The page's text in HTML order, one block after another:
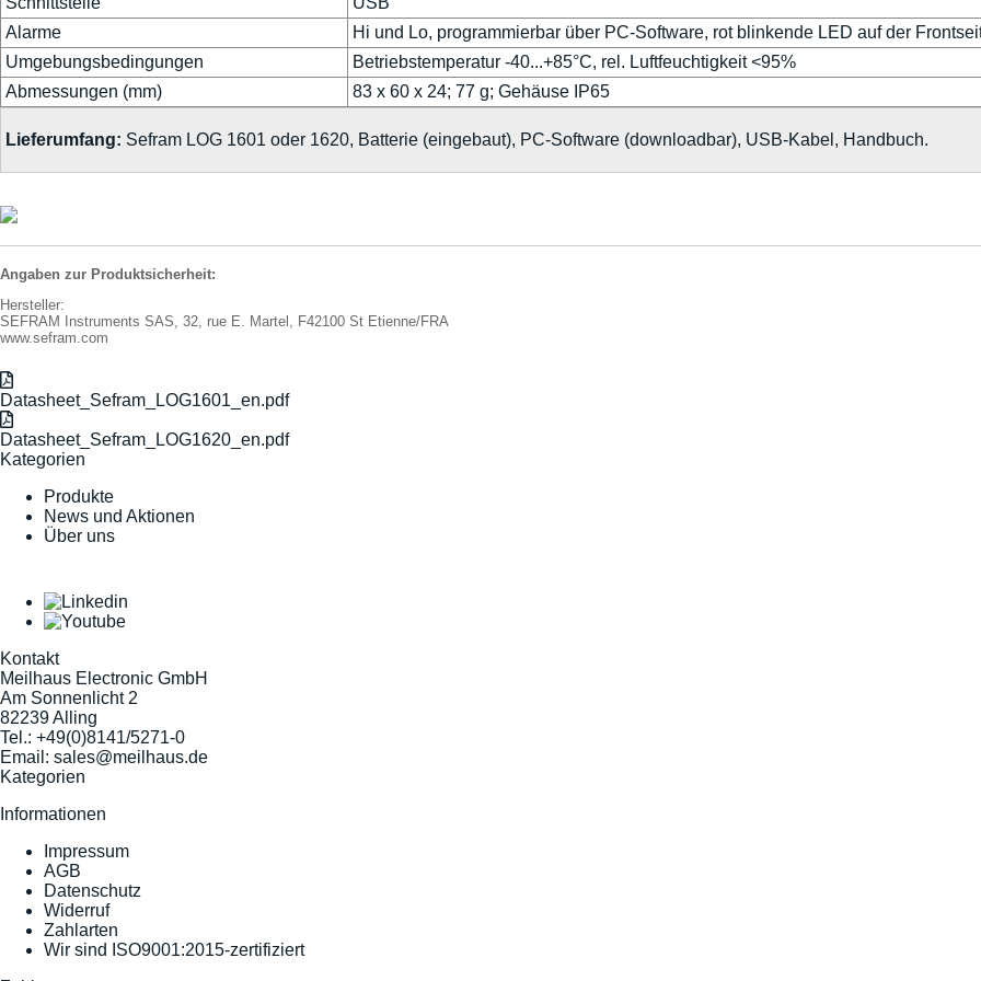
Alarme
Hi und Lo, programmierbar über PC-Software, rot blinkende LED auf der
Umgebungsbedingungen
Betriebstemperatur -40...+85°C, rel. Luftfeuchtigkeit <95%
Abmessungen (mm)
83 x 60 x 24; 77 g; Gehäuse IP65
Lieferumfang: Sefram LOG 1601 oder 1620, Batterie (eingebaut), PC-Software (downloadbar), USB-Kabel, Handbuch.
Angaben zur Produktsicherheit:
Hersteller:
SEFRAM Instruments SAS, 32, rue E. Martel, F42100 St Etienne/FRA
www.sefram.com
Datasheet_Sefram_LOG1601_en.pdf
Datasheet_Sefram_LOG1620_en.pdf
Kategorien
Produkte
News und Aktionen
Über uns
Kontakt
Meilhaus Electronic GmbH
Am Sonnenlicht 2
82239 Alling
Tel.: +49(0)8141/5271-0
Email: sales@meilhaus.de
Kategorien
Informationen
Impressum
AGB
Datenschutz
Widerruf
Zahlarten
Wir sind ISO9001:2015-zertifiziert